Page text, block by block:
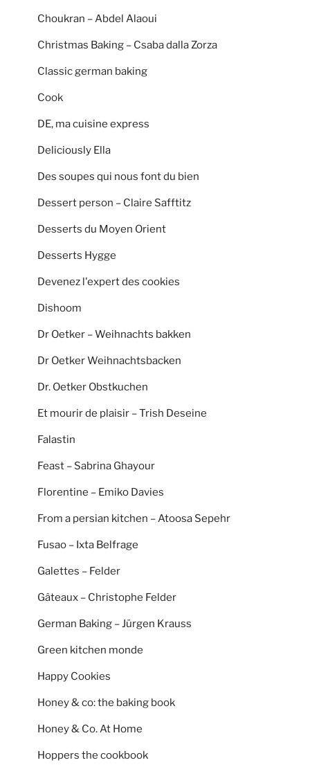
Choukran – Abdel Alaoui
Christmas Baking – Csaba dalla Zorza
Classic german baking
Cook
DE, ma cuisine express
Deliciously Ella
Des soupes qui nous font du bien
Dessert person – Claire Safftitz
Desserts du Moyen Orient
Desserts Hygge
Devenez l'expert des cookies
Dishoom
Dr Oetker – Weihnachts bakken
Dr Oetker Weihnachtsbacken
Dr. Oetker Obstkuchen
Et mourir de plaisir – Trish Deseine
Falastin
Feast – Sabrina Ghayour
Florentine – Emiko Davies
From a persian kitchen – Atoosa Sepehr
Fusao – Ixta Belfrage
Galettes – Felder
Gâteaux – Christophe Felder
German Baking – Jürgen Krauss
Green kitchen monde
Happy Cookies
Honey & co: the baking book
Honey & Co. At Home
Hoppers the cookbook